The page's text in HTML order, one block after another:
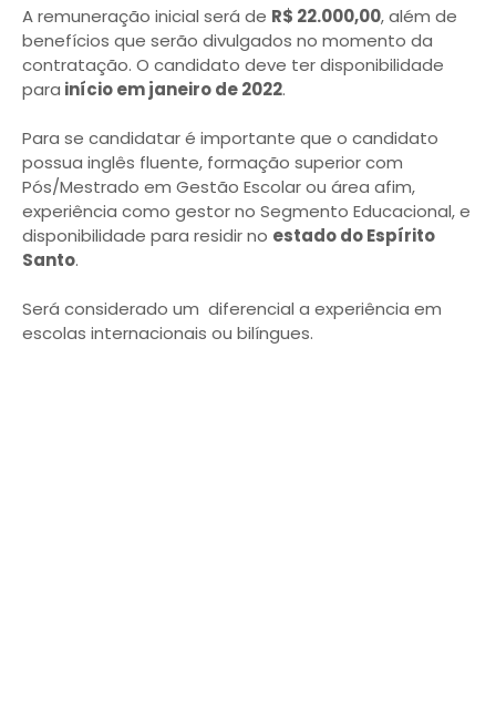
A remuneração inicial será de R$ 22.000,00, além de
benefícios que serão divulgados no momento da
contratação. O candidato deve ter disponibilidade
para início em janeiro de 2022.
Para se candidatar é importante que o candidato
possua inglês fluente, formação superior com
Pós/Mestrado em Gestão Escolar ou área afim,
experiência como gestor no Segmento Educacional, e
disponibilidade para residir no estado do Espírito
Santo.
Será considerado um diferencial a experiência em
escolas internacionais ou bilíngues.